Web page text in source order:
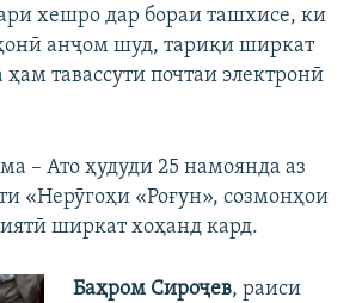
хешро дар бораи ташхисе, ки
анҷом шуд, тариқи ширкат
тавассути почтаи электронӣ
– Ато ҳудуди 25 намоянда аз
«Нерӯгоҳи «Роғун», созмонҳои
ширкат хоҳанд кард.
Баҳром Сироҷев, раиси